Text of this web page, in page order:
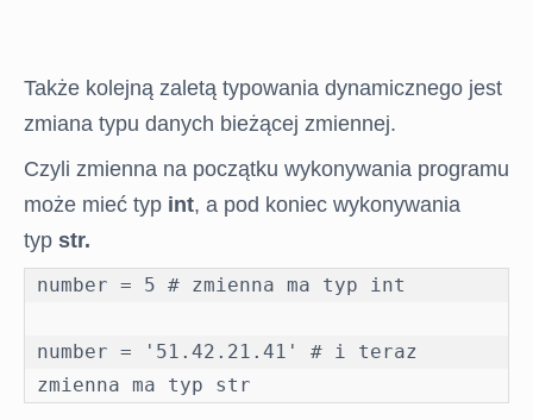
Także kolejną zaletą typowania dynamicznego jest
zmiana typu danych bieżącej zmiennej.
Czyli zmienna na początku wykonywania programu
może mieć typ int, a pod koniec wykonywania
typ str.
number = 5 # zmienna ma typ int
number = '51.42.21.41' # i teraz
zmienna ma typ str